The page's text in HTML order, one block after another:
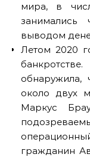
мира, в
выводом
Летом 2020
обнаружила,
около двух
Маркус
гражданин